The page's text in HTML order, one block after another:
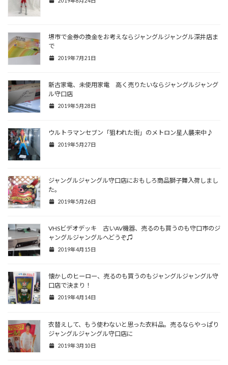
堺市で金券の換金をお考えならジャングルジャングル深井店ま
で
2019年7月21日
新古家電、未使用家電 高く売りたいならジャングルジャング
ル守口店
2019年5月28日
ウルトラマンセブン「狙われた街」のメトロン星人襲来中♪
2019年5月27日
ジャングルジャングル守口店におもしろ商品獅子舞入荷しまし
た。
2019年5月26日
VHSビデオデッキ 古いAV機器、売るのも買うのも守口市のジ
ャングルジャングルへどうぞ♫
2019年4月15日
懐かしのヒーロー、売るのも買うのもジャングルジャングル守
口店で決まり！
2019年4月14日
衣替えして、もう使わないと思った衣料品。売るならやっぱり
ジャングルジャングル守口店に
2019年3月10日